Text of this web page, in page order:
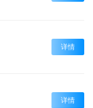
详情
详情